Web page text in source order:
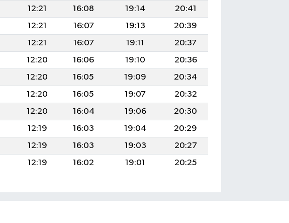
12:21 16:08 19:14
20:41
12:21 16:07 19:13
20:39
12:21 16:07 19:11
20:37
12:20 16:06 19:10
20:36
12:20 16:05 19:09
20:34
12:20 16:05 19:07
20:32
12:20 16:04 19:06
20:30
12:19 16:03 19:04
20:29
12:19 16:03 19:03
20:27
12:19 16:02 19:01 20:25